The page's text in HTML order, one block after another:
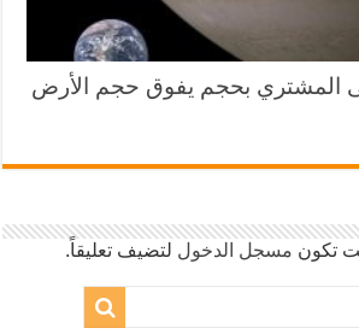
المشتري بحجم يفوق حجم الأرض
تكون مسجل الدخول لتضيف تعليقاً.